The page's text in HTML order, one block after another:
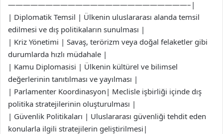
————————————————————————–|
| Diplomatik Temsil | Ülkenin uluslararası alanda temsil
edilmesi ve dış politikaların sunulması |
| Kriz Yönetimi | Savaş, terörizm veya doğal felaketler gibi
durumlarda hızlı müdahale |
| Kamu Diplomasisi | Ülkenin kültürel ve bilimsel
değerlerinin tanıtılması ve yayılması |
| Parlamenter Koordinasyon| Meclisle işbirliği içinde dış
politika stratejilerinin oluşturulması |
| Güvenlik Politikaları | Uluslararası güvenliği tehdit eden
konularla ilgili stratejilerin geliştirilmesi|